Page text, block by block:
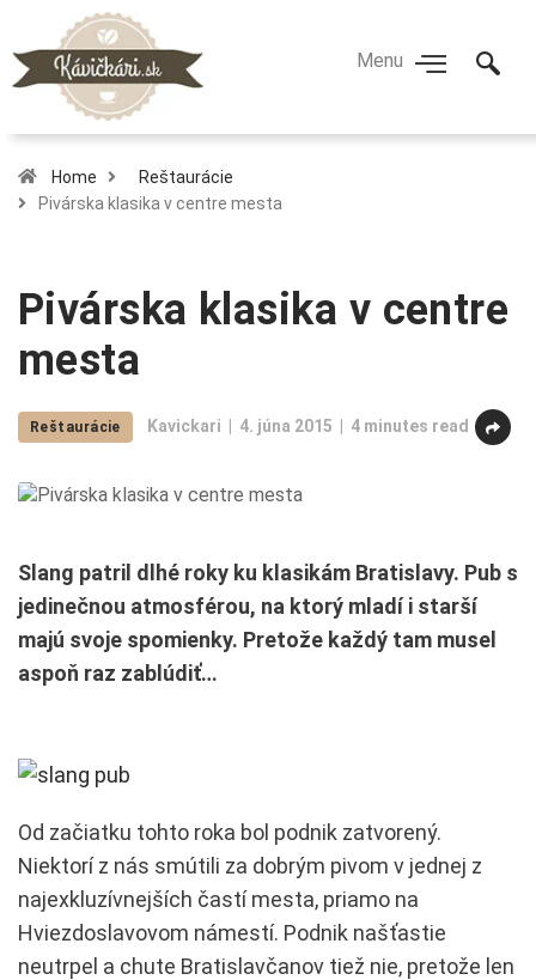
Home
Reštaurácie
Pivárska klasika v centre mesta
Pivárska klasika v centre
mesta
Reštaurácie Kavickari 4. júna 2015 4 minutes read
Slang patril dlhé roky ku klasikám Bratislavy. Pub s
jedinečnou atmosférou, na ktorý mladí i starší
majú svoje spomienky. Pretože každý tam musel
aspoň raz zablúdiť…
Od začiatku tohto roka bol podnik zatvorený.
Niektorí z nás smútili za dobrým pivom v jednej z
najexkluzívnejších častí mesta, priamo na
Hviezdoslavovom námestí. Podnik našťastie
neutrpel a chute Bratislavčanov tiež nie, pretože len